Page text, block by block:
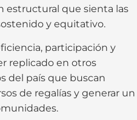
estructural que sienta las
y equitativo.
participación y
replicado en otros
del país que buscan
de regalías y generar un